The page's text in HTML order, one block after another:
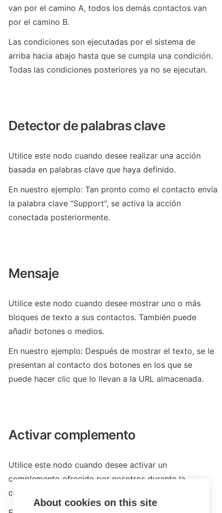
van por el camino A, todos los demás contactos van
por el camino B.
Las condiciones son ejecutadas por el sistema de
arriba hacia abajo hasta que se cumpla una condición.
Todas las condiciones posteriores ya no se ejecutan.
Detector de palabras clave
Utilice este nodo cuando desee realizar una acción
basada en palabras clave que haya definido.
En nuestro ejemplo: Tan pronto como el contacto envía
la palabra clave "Support", se activa la acción
conectada posteriormente.
Mensaje
Utilice este nodo cuando desee mostrar uno o más
bloques de texto a sus contactos. También puede
añadir botones o medios.
En nuestro ejemplo: Después de mostrar el texto, se le
presentan al contacto dos botones en los que se
puede hacer clic que lo llevan a la URL almacenada.
Activar complemento
Utilice este nodo cuando desee activar un
complemento ofrecido por nosotros durante la
conversación.
About cookies on this site